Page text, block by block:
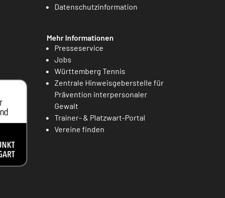
Datenschutzinformation
Mehr Informationen
Presseservice
Jobs
Württemberg Tennis
Zentrale Hinweisgeberstelle für
Prävention interpersonaler
Gewalt
Trainer- & Platzwart-Portal
Vereine finden